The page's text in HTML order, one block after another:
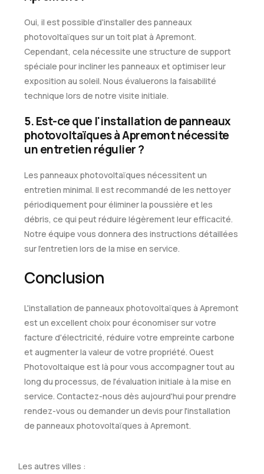
Oui, il est possible d'installer des panneaux
photovoltaïques sur un toit plat à Apremont.
Cependant, cela nécessite une structure de support
spéciale pour incliner les panneaux et optimiser leur
exposition au soleil. Nous évaluerons la faisabilité
technique lors de notre visite initiale.
5. Est-ce que l'installation de panneaux
photovoltaïques à Apremont nécessite
un entretien régulier ?
Les panneaux photovoltaïques nécessitent un
entretien minimal. Il est recommandé de les nettoyer
périodiquement pour éliminer la poussière et les
débris, ce qui peut réduire légèrement leur efficacité.
Notre équipe vous donnera des instructions détaillées
sur l'entretien lors de la mise en service.
Conclusion
L'installation de panneaux photovoltaïques à Apremont
est un excellent choix pour économiser sur votre
facture d'électricité, réduire votre empreinte carbone
et augmenter la valeur de votre propriété. Ouest
Photovoltaique est là pour vous accompagner tout au
long du processus, de l'évaluation initiale à la mise en
service. Contactez-nous dès aujourd'hui pour prendre
rendez-vous ou demander un devis pour l'installation
de panneaux photovoltaïques à Apremont.
Les autres villes :